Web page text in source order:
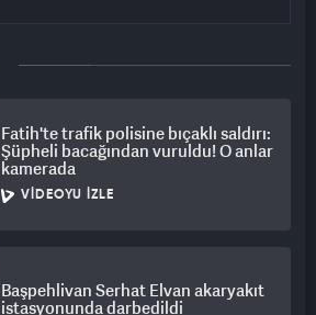
Fatih'te trafik polisine bıçaklı saldırı:
Şüpheli bacağından vuruldu! O anlar
kamerada
VIDEOYU İZLE
Başpehlivan Serhat Elvan akaryakıt
istasyonunda darbedildi